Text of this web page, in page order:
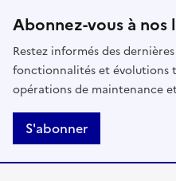
Abonnez-vous à
Restez informés des
fonctionnalités et évolutions
opérations de maintenance
S'abonner